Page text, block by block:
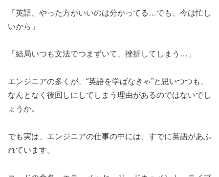
「英語、やった方がいいのは分かってる…でも、今は忙し
いから」
「結局いつも文法でつまずいて、挫折してしまう…」
エンジニアの多くが、“英語を学ばなきゃ”と思いつつも、
なんとなく後回しにしてしまう理由があるのではないでし
ょうか。
でも実は、エンジニアの仕事の中には、すでに英語があふ
れています。